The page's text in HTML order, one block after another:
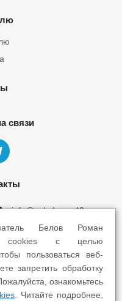
связи
info@yokohama43.ru
5Б
7А
Белов Роман
cookies с целью
пользоваться веб-
запретить обработку
ознакомьтесь
. Читайте подробнее,